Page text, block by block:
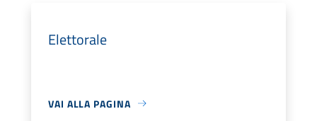
Elettorale
VAI ALLA PAGINA